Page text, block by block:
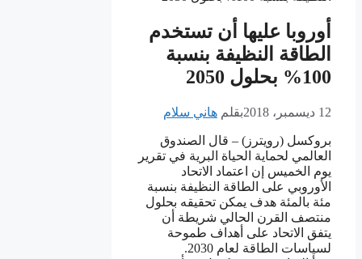
أوروبا عليها أن تستخدم
الطاقة النظيفة بنسبة
100% بحلول 2050
12 ديسمبر، 2018 بقلم هاني سلام
بروكسل (رويترز) – قال الصندوق
العالمي لحماية الحياة البرية في تقرير
يوم الخميس إن اعتماد الاتحاد
الأوروبي على الطاقة النظيفة بنسبة
مئة بالمئة هدف يمكن تحقيقه بحلول
منتصف القرن الحالي شريطة أن
يتفق الاتحاد على أهداف طموحة
لسياسات الطاقة لعام 2030.